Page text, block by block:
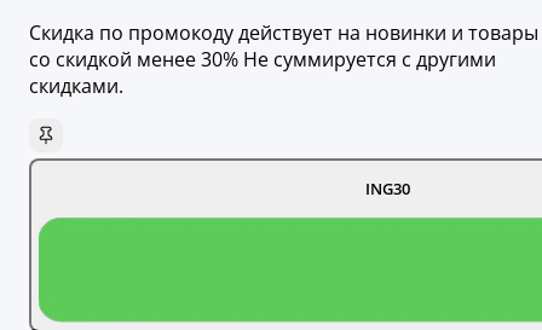
Скидка по промокоду действует на новинки и товары
со скидкой менее 30% Не суммируется с другими
скидками.
ING30